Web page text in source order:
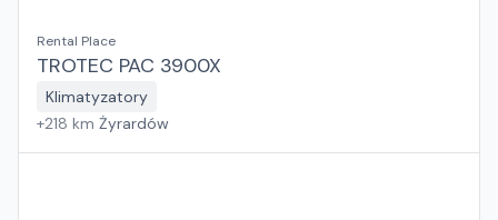
Rental Place
TROTEC PAC 3900X
Klimatyzatory
+218 km Żyrardów